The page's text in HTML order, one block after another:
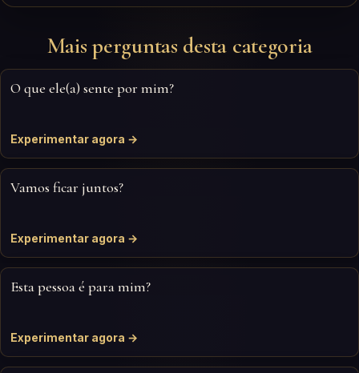
Mais perguntas desta categoria
O que ele(a) sente por mim?
Experimentar agora →
Vamos ficar juntos?
Experimentar agora →
Esta pessoa é para mim?
Experimentar agora →